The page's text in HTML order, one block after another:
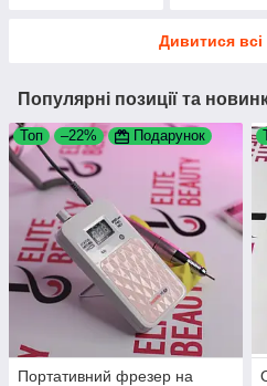
Дивитися всі
Популярні позиції та
Топ –22% Подарунок
Портативний фрезер на